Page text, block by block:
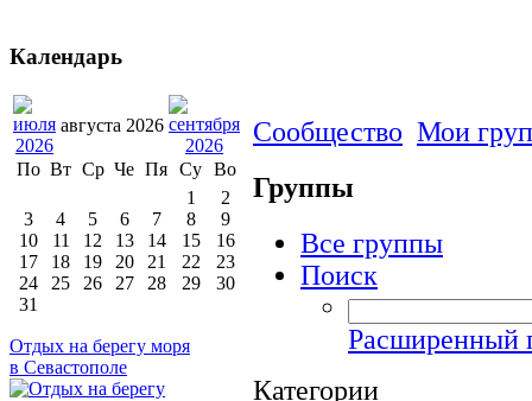
Сообщество Мои
Группы
Все группы
Поиск
Расширенный
Категории
Календарь
августа 2026
По Вт Ср Че Пя Су Во
1
2
3
4 5 6 7 8
9
10
11 12 13 14 15
16
17
18 19 20 21 22
23
24
25 26 27 28 29
30
31
Отдых на берегу моря
в Севастополе